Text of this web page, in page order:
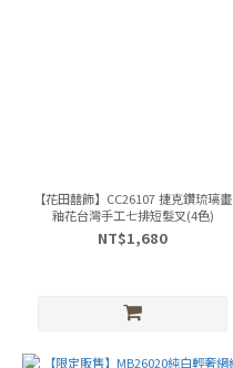
【花田囍飾】CC26107 捷克鑽琉璃畫
釉花台灣手工七排短髮叉(4色)
NT$1,680